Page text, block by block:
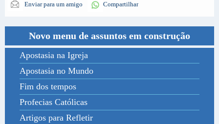
Enviar para um amigo Compartilhar
Novo menu de assuntos em construção
Apostasia na Igreja
Apostasia no Mundo
Fim dos tempos
Profecias Católicas
Artigos para Refletir